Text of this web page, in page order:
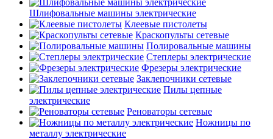
Шлифовальные машины электрические
Клеевые пистолеты
Краскопульты сетевые
Полировальные машины
Степлеры электрические
Фрезеры электрические
Заклепочники сетевые
Пилы цепные
электрические
Реноваторы сетевые
Ножницы по
металлу электрические